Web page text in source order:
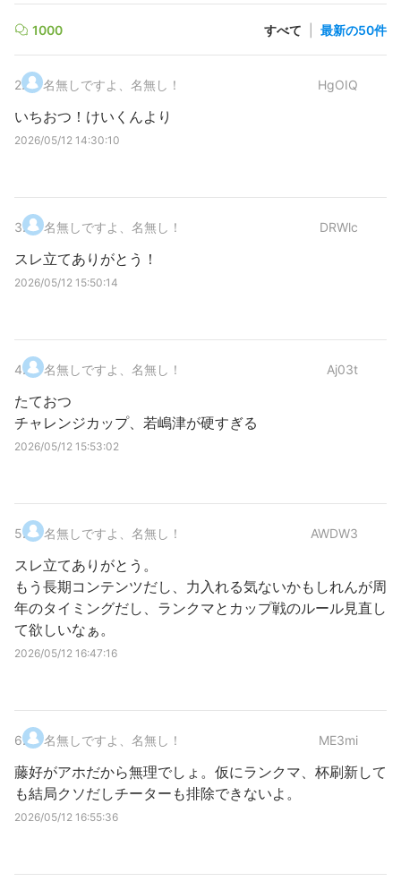
1000 すべて 最新の50件
2. 名無しですよ、名無し！ HgOIQ
いちおつ！けいくんより
2026/05/12 14:30:10
3. 名無しですよ、名無し！ DRWlc
スレ立てありがとう！
2026/05/12 15:50:14
4. 名無しですよ、名無し！ Aj03t
たておつ
チャレンジカップ、若嶋津が硬すぎる
2026/05/12 15:53:02
5. 名無しですよ、名無し！ AWDW3
スレ立てありがとう。
もう長期コンテンツだし、力入れる気ないかもしれんが周
年のタイミングだし、ランクマとカップ戦のルール見直し
て欲しいなぁ。
2026/05/12 16:47:16
6. 名無しですよ、名無し！ ME3mi
藤好がアホだから無理でしょ。仮にランクマ、杯刷新して
も結局クソだしチーターも排除できないよ。
2026/05/12 16:55:36